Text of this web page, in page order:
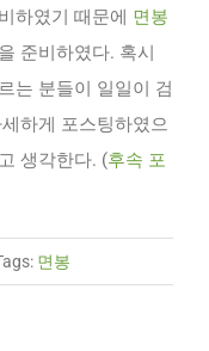
하였기 때문에 면봉
준비하였다. 혹시
는 분들이 일일이 검
하게 포스팅하였으
생각한다. (후속 포
면봉